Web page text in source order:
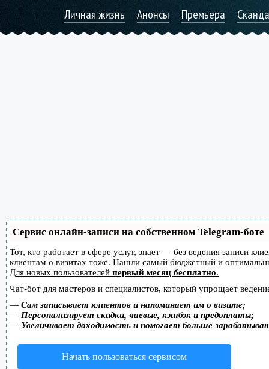
Личная жизнь Анонсы Премьера
Сервис онлайн-записи на собственном Telegram-боте
Тот, кто работает в сфере услуг, знает — без ведения записи
клиентам о визитах тоже. Нашли самый бюджетный и
Для новых пользователей первый месяц бесплатно.
Чат-бот для мастеров и специалистов, который упрощает
— Сам записывает клиентов и напоминает им о визите;
— Персонализирует скидки, чаевые, кэшбэк и предоплаты;
— Увеличивает доходимость и помогает больше
Начать пользоваться сервисом